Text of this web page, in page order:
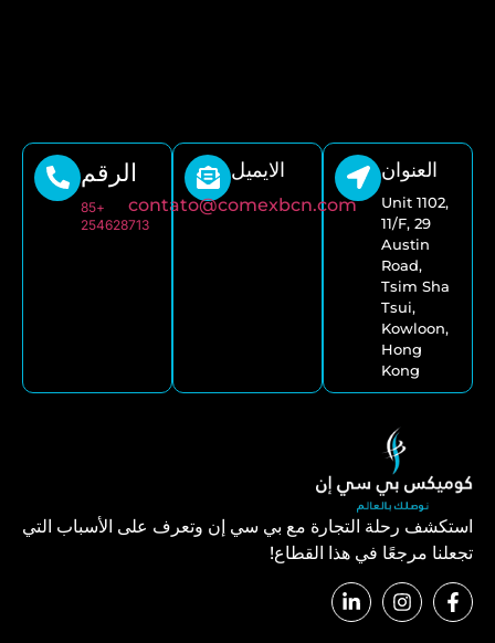
العنوان
Unit 1102,
11/F, 29
Austin
Road,
Tsim Sha
Tsui,
Kowloon,
Hong
Kong
الايميل
contato@comexbcn.com
الرقم
+85
254628713
استكشف رحلة التجارة مع بي سي إن وتعرف على الأسباب التي
تجعلنا مرجعًا في هذا القطاع!